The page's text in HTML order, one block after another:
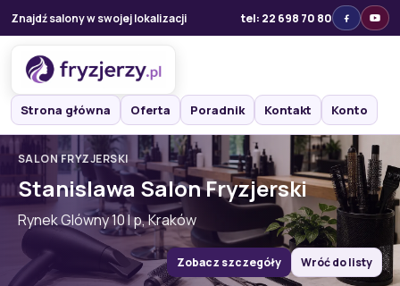
Znajdź salony w swojej lokalizacji tel: 22 698 70 80
Strona główna Oferta Poradnik Kontakt Konto
SALON FRYZJERSKI
Stanislawa Salon Fryzjerski
Rynek Glówny 10 I p, Kraków
Zobacz szczegóły Wróć do listy